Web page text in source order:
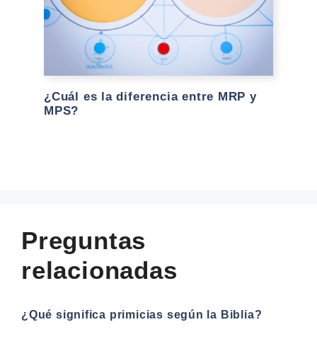
¿Cuál es la diferencia entre MRP y
MPS?
Preguntas
relacionadas
¿Qué significa primicias según la Biblia?